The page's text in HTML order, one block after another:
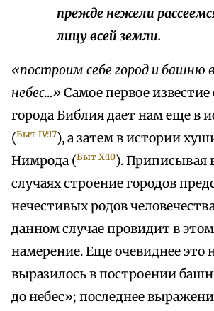
прежде нежели
лицу всей земли.
«построим себе город и башню
небес…» Самое первое
города Библия дает нам еще в
(Быт IV:17), а затем в истории
Нимрода (Быт X:10). Приписывая
случаях строение городов
нечестивых родов
данном случае провидит в
намерение. Еще очевиднее это
выразилось в построении
до небес»; последнее